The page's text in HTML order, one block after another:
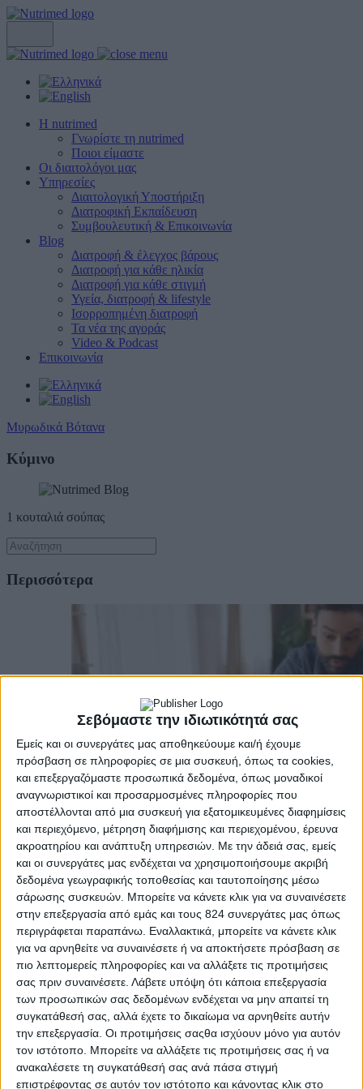
Σεβόμαστε την ιδιωτικότητά σας
Εμείς και οι συνεργάτες μας αποθηκεύουμε και/ή έχουμε
πρόσβαση σε πληροφορίες σε μια συσκευή, όπως τα cookies,
και επεξεργαζόμαστε προσωπικά δεδομένα, όπως μοναδικοί
αναγνωριστικοί και προσαρμοσμένες πληροφορίες που
αποστέλλονται από μια συσκευή για εξατομικευμένες διαφημίσεις
και περιεχόμενο, μέτρηση διαφήμισης και περιεχομένου, έρευνα
ακροατηρίου και ανάπτυξη υπηρεσιών. Με την άδειά σας, εμείς
και οι συνεργάτες μας ενδέχεται να χρησιμοποιήσουμε ακριβή
δεδομένα γεωγραφικής τοποθεσίας και ταυτοποίησης μέσω
σάρωσης συσκευών. Μπορείτε να κάνετε κλικ για να συναινέσετε
στην επεξεργασία από εμάς και τους 824 συνεργάτες μας όπως
περιγράφεται παραπάνω. Εναλλακτικά, μπορείτε να κάνετε κλικ
για να αρνηθείτε να συναινέσετε ή να αποκτήσετε πρόσβαση σε
πιο λεπτομερείς πληροφορίες και να αλλάξετε τις προτιμήσεις
σας πριν συναινέσετε. Λάβετε υπόψη ότι κάποια επεξεργασία
των προσωπικών σας δεδομένων ενδέχεται να μην απαιτεί τη
συγκατάθεσή σας, αλλά έχετε το δικαίωμα να αρνηθείτε αυτήν
την επεξεργασία. Οι προτιμήσεις σαςθα ισχύουν μόνο για αυτόν
τον ιστότοπο. Μπορείτε να αλλάξετε τις προτιμήσεις σας ή να
ανακαλέσετε τη συγκατάθεσή σας ανά πάσα στιγμή
επιστρέφοντας σε αυτόν τον ιστότοπο και κάνοντας κλικ στο
Η nutrimed
Γνωρίστε τη nutrimed
Ποιοι είμαστε
Οι διαιτολόγοι μας
Υπηρεσίες
Διαιτολογική Υποστήριξη
Διατροφική Εκπαίδευση
Συμβουλευτική & Επικοινωνία
Blog
Διατροφή & έλεγχος βάρους
Διατροφή για κάθε ηλικία
Διατροφή για κάθε στιγμή
Υγεία, διατροφή & lifestyle
Ισορροπημένη διατροφή
Τα νέα της αγοράς
Video & Podcast
Επικοινωνία
Μυρωδικά Βότανα
Κύμινο
1 κουταλιά σούπας
Περισσότερα
Υγεία, διατροφή & lifestyle
Διατροφή 2.0: τα τρόφιμα του μέλλοντος
18 Μάι